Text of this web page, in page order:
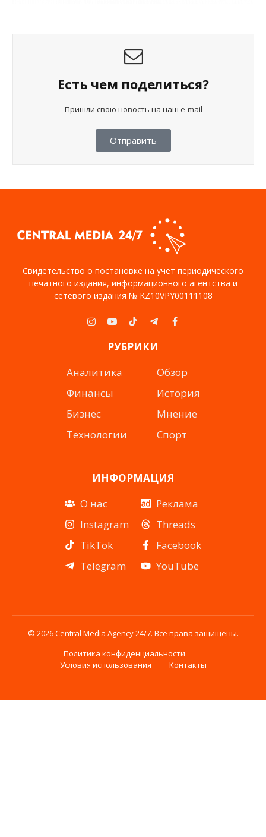
Есть чем поделиться?
Пришли свою новость на наш e-mail
Отправить
Свидетельство о постановке на учет периодического
печатного издания, информационного агентства и
сетевого издания № KZ10VPY00111108
Instagram
YouTubeTikTokTelegramFacebook
РУБРИКИ
Аналитика
Финансы
Бизнес
Технологии
Обзор
История
Мнение
Спорт
ИНФОРМАЦИЯ
О нас
Instagram
TikTok
Telegram
Реклама
Threads
Facebook
YouTube
© 2026 Central Media Agency 24/7. Все права защищены.
Политика конфиденциальности
Условия использования
Контакты